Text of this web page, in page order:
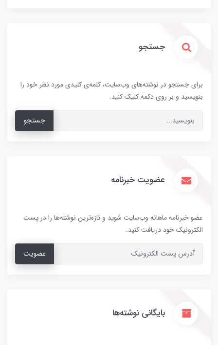
جستجو
برای جستجو در نوشته‌های وب‌سایت، کلمه‌ی کلیدی مورد نظر خود را
بنویسید و بر روی دکمه کلیک کنید.
جستجو
عضویت خبرنامه
عضو خبرنامه ماهانه وب‌سایت شوید و تازه‌ترین نوشته‌ها را در پست
الکترونیک خود دریافت کنید.
عضویت
بایگانی نوشته‌ها